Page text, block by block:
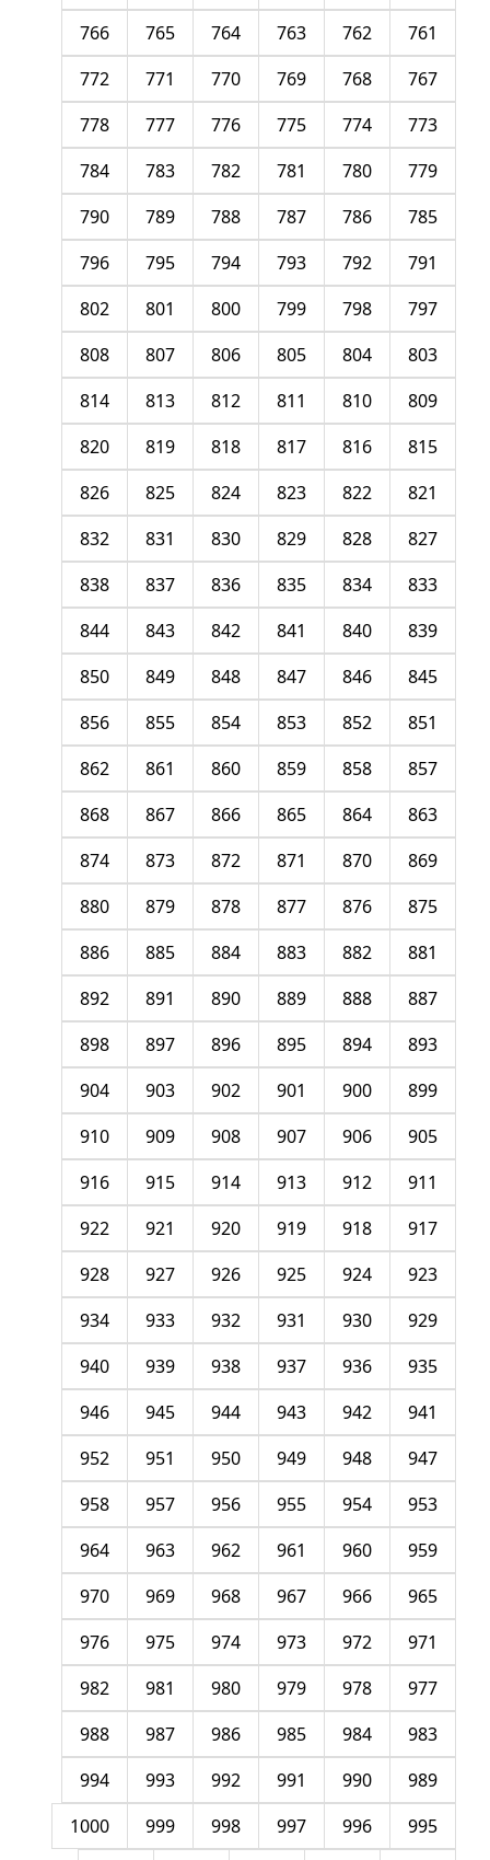
761
762
763
764
765
766
767
768
769
770
771
772
773
774
775
776
777
778
779
780
781
782
783
784
785
786
787
788
789
790
791
792
793
794
795
796
797
798
799
800
801
802
803
804
805
806
807
808
809
810
811
812
813
814
815
816
817
818
819
820
821
822
823
824
825
826
827
828
829
830
831
832
833
834
835
836
837
838
839
840
841
842
843
844
845
846
847
848
849
850
851
852
853
854
855
856
857
858
859
860
861
862
863
864
865
866
867
868
869
870
871
872
873
874
875
876
877
878
879
880
881
882
883
884
885
886
887
888
889
890
891
892
893
894
895
896
897
898
899
900
901
902
903
904
905
906
907
908
909
910
911
912
913
914
915
916
917
918
919
920
921
922
923
924
925
926
927
928
929
930
931
932
933
934
935
936
937
938
939
940
941
942
943
944
945
946
947
948
949
950
951
952
953
954
955
956
957
958
959
960
961
962
963
964
965
966
967
968
969
970
971
972
973
974
975
976
977
978
979
980
981
982
983
984
985
986
987
988
989
990
991
992
993
994
995
996
997
998
999
1000